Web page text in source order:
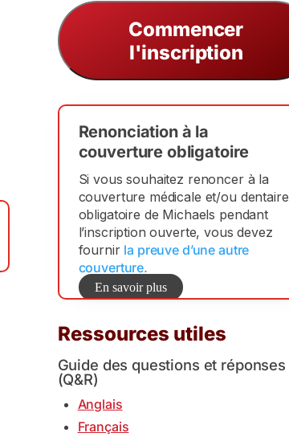
Commencer
l'inscription
Renonciation à la
couverture obligatoire
Si vous souhaitez renoncer à la
couverture médicale et/ou dentaire
obligatoire de Michaels pendant
l’inscription ouverte, vous devez
fournir la preuve d’une autre
couverture.
En savoir plus
Ressources utiles
Guide des questions et réponses
(Q&R)
Anglais
Français